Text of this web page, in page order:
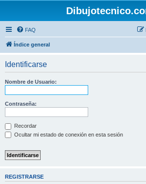
FAQ
Índice general
Identificarse
Nombre de Usuario:
Contraseña:
Recordar
Ocultar mi estado de conexión en esta sesión
REGISTRARSE